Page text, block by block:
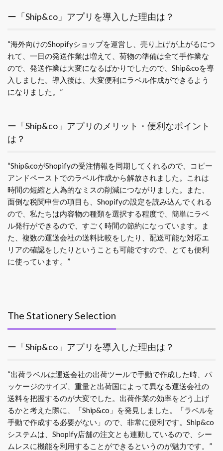
ー「Ship&co」アプリを導入した理由は？
“海外向けのShopifyショップを運営し、売り上げが上がるにつ
れて、一日の発送作業は増えて、荷物の準備は全て手作業な
ので、発送作業は大変になるばかりでしたので、Ship&coを導
入しました。導入後は、大変便利にラベル作成ができるよう
になりました。”
ー「Ship&co」アプリのメリット・便利なポイント
は？
“Ship&coがShopifyの受注情報を同期してくれるので、コピー
アンドペーストでのラベル作成から解放されました。これは
時間の短縮と人為的なミスの削減につながりました。また、
面倒な税関申告の項目も、Shopifyの設定を読み込んでくれる
ので、私たちは内容物の種類を選択する程度で、簡単にラベ
ル発行ができるので、すごく時間の節約になっています。ま
た、複数の運送会社の送料比較をしたり、配送可能な対応エ
リアの確認をしたりということも可能ですので、とても便利
に使っています。”
The Stationery Selection
ー「Ship&co」アプリを導入した理由は？
“出荷ラベルは運送会社の出荷ツールで手動で作成した時、パ
ッケージのサイズ、重量と出荷国によって異なる運送会社の
送料を把握するのが大変でした。出荷作業の効率をどう上げ
るかと考えた際に、「Ship&co」を発見しました。「ラベルを
手動で作成する必要がない」ので、非常に便利です。Ship&co
システムは、Shopify店舗の注文とも連動しているので、シー
ムレスに機能を利用することができるというのが魅力です。”